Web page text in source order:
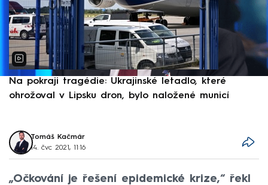
Na pokraji tragédie: Ukrajinské letadlo, které
ohrožoval v Lipsku dron, bylo naložené municí
Tomáš Kačmár
14. čvc 2021, 11:16
„Očkování je řešení epidemické krize,“ řekl